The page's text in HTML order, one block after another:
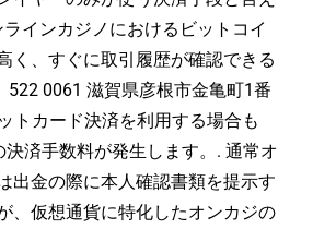
インカジノにおけるビットコイ
く、すぐに取引履歴が確認できる
522 0061 滋賀県彦根市金亀町1番
トカード決済を利用する場合も
決済手数料が発生します。. 通常オ
出金の際に本人確認書類を提示す
、仮想通貨に特化したオンカジの